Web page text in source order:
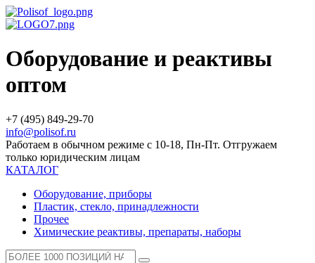
Оборудование и реактивы
оптом
+7 (495) 849-29-70
info@polisof.ru
Работаем в обычном режиме с 10-18, Пн-Пт. Отгружаем
только юридическим лицам
КАТАЛОГ
Оборудование, приборы
Пластик, стекло, принадлежности
Прочее
Химические реактивы, препараты, наборы